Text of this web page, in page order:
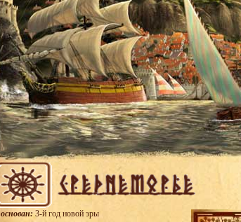
основан:3-й год новой эры